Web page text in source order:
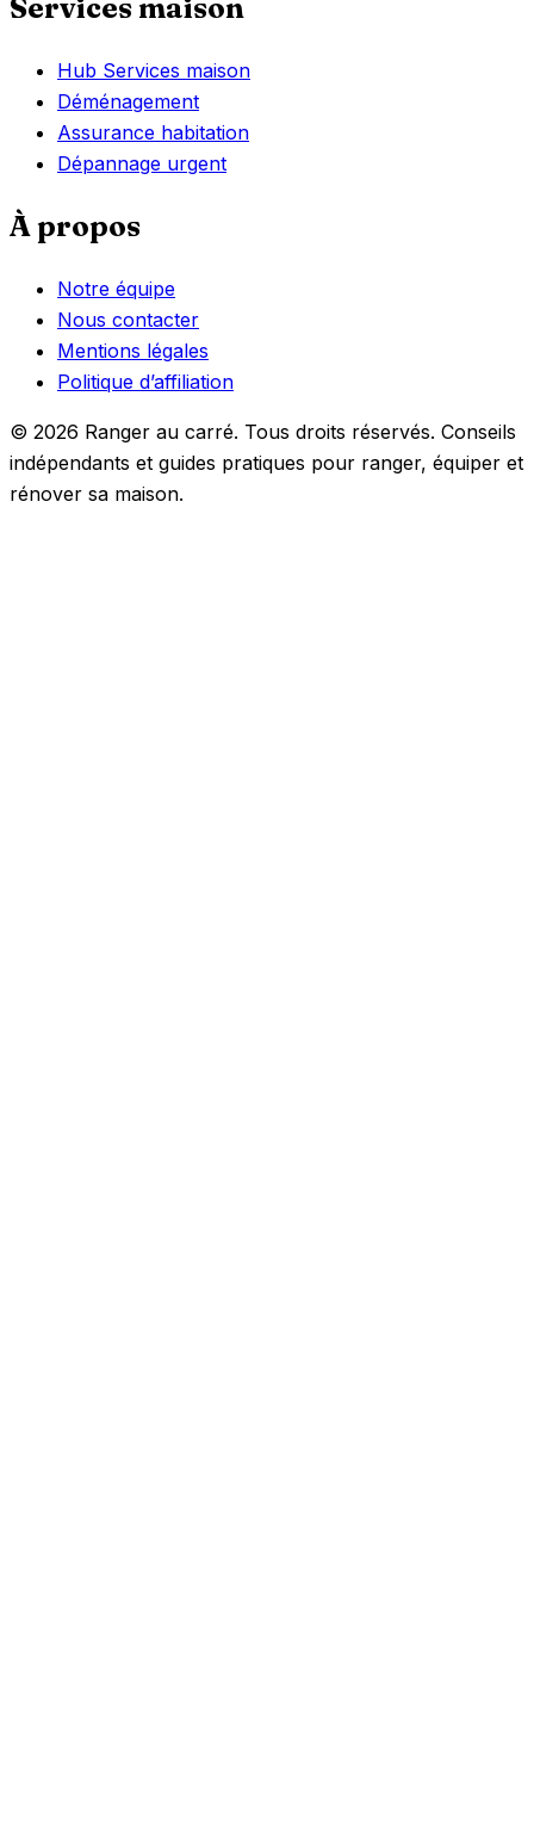
Services maison
Hub Services maison
Déménagement
Assurance habitation
Dépannage urgent
À propos
Notre équipe
Nous contacter
Mentions légales
Politique d’affiliation
© 2026 Ranger au carré. Tous droits réservés. Conseils
indépendants et guides pratiques pour ranger, équiper et
rénover sa maison.